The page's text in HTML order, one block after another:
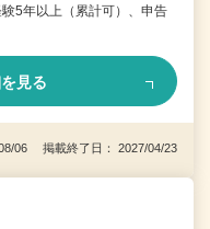
5年以上（累計可）、申告
見る
06 掲載終了日： 2027/04/23